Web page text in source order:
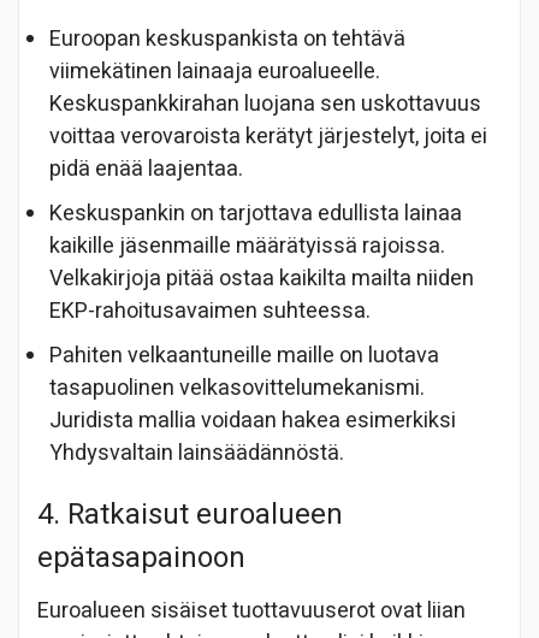
Euroopan keskuspankista on tehtävä
viimekätinen lainaaja euroalueelle.
Keskuspankkirahan luojana sen uskottavuus
voittaa verovaroista kerätyt järjestelyt, joita ei
pidä enää laajentaa.
Keskuspankin on tarjottava edullista lainaa
kaikille jäsenmaille määrätyissä rajoissa.
Velkakirjoja pitää ostaa kaikilta mailta niiden
EKP-rahoitusavaimen suhteessa.
Pahiten velkaantuneille maille on luotava
tasapuolinen velkasovittelumekanismi.
Juridista mallia voidaan hakea esimerkiksi
Yhdysvaltain lainsäädännöstä.
4. Ratkaisut euroalueen
epätasapainoon
Euroalueen sisäiset tuottavuuserot ovat liian